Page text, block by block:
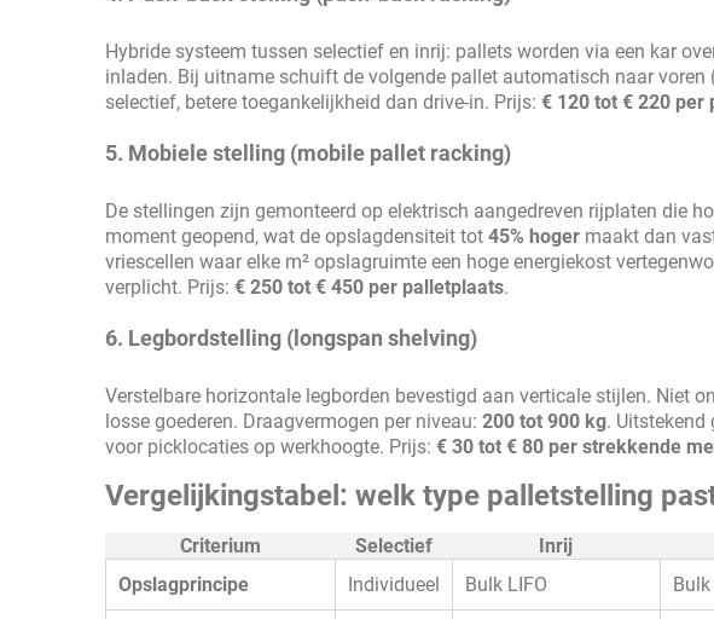
Hybride systeem tussen selectief en inrij: pallets worden via een kar
inladen. Bij uitname schuift de volgende pallet automatisch naar voren
selectief, betere toegankelijkheid dan drive-in. Prijs: € 120 tot € 220 per
5. Mobiele stelling (mobile pallet racking)
De stellingen zijn gemonteerd op elektrisch aangedreven rijplaten die
moment geopend, wat de opslagdensiteit tot 45% hoger maakt dan
vriescellen waar elke m² opslagruimte een hoge energiekost
verplicht. Prijs: € 250 tot € 450 per palletplaats.
6. Legbordstelling (longspan shelving)
Verstelbare horizontale legborden bevestigd aan verticale stijlen. Niet
losse goederen. Draagvermogen per niveau: 200 tot 900 kg.
voor picklocaties op werkhoogte. Prijs: € 30 tot € 80 per strekkende
Vergelijkingstabel: welk type palletstelling
Criterium Selectief Inrij
Opslagprincipe
Individueel Bulk LIFO Bulk